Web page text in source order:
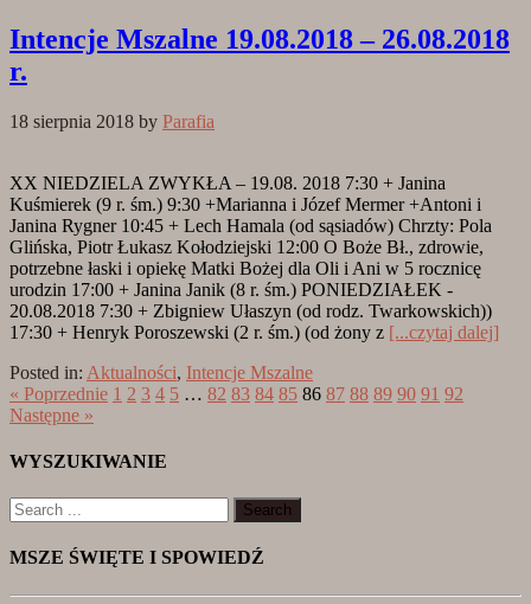
Intencje Mszalne 19.08.2018 – 26.08.2018
r.
18 sierpnia 2018 by Parafia
XX NIEDZIELA ZWYKŁA – 19.08. 2018 7:30 + Janina
Kuśmierek (9 r. śm.) 9:30 +Marianna i Józef Mermer +Antoni i
Janina Rygner 10:45 + Lech Hamala (od sąsiadów) Chrzty: Pola
Glińska, Piotr Łukasz Kołodziejski 12:00 O Boże Bł., zdrowie,
potrzebne łaski i opiekę Matki Bożej dla Oli i Ani w 5 rocznicę
urodzin 17:00 + Janina Janik (8 r. śm.) PONIEDZIAŁEK -
20.08.2018 7:30 + Zbigniew Ułaszyn (od rodz. Twarkowskich))
17:30 + Henryk Poroszewski (2 r. śm.) (od żony z [...czytaj dalej]
Posted in: Aktualności, Intencje Mszalne
« Poprzednie 1 2 3 4 5 … 82 83 84 85 86 87 88 89 90 91 92
Następne »
WYSZUKIWANIE
MSZE ŚWIĘTE I SPOWIEDŹ